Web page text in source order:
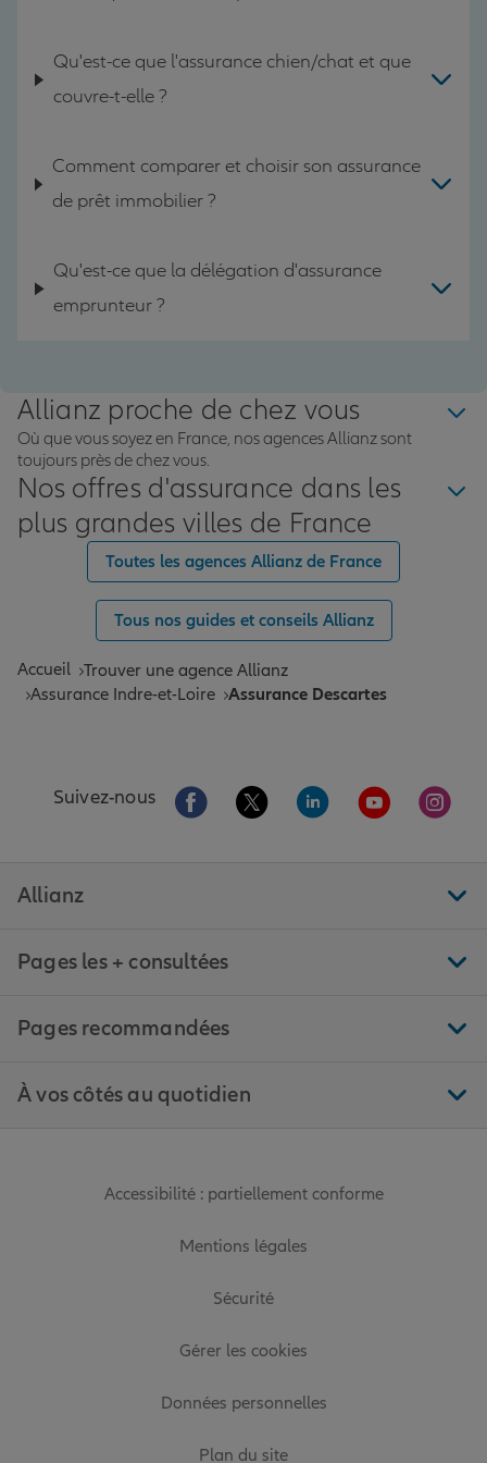
Qu'est-ce que l'assurance chien/chat et que
couvre-t-elle ?
Comment comparer et choisir son assurance
de prêt immobilier ?
Qu'est-ce que la délégation d'assurance
emprunteur ?
Allianz proche de chez vous
Où que vous soyez en France, nos agences Allianz sont
toujours près de chez vous.
Nos offres d'assurance dans les
plus grandes villes de France
Toutes les agences Allianz de France
Tous nos guides et conseils Allianz
Accueil Trouver une agence Allianz
Assurance Indre-et-Loire Assurance Descartes
Suivez-nous Aller sur la page Facebook de Allianz
Aller sur la page Twitter de
Aller sur la page
Aller sur la
Aller
Allianz
Pages les + consultées
Pages recommandées
À vos côtés au quotidien
Accessibilité : partiellement conforme
Mentions légales
Sécurité
Gérer les cookies
Données personnelles
Plan du site